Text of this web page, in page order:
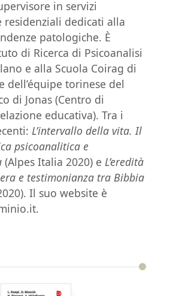
in servizi
dedicati alla
patologiche. È
di Ricerca di Psicoanalisi
e alla Scuola Coirag di
dell’équipe torinese del
di Jonas (Centro di
educativa). Tra i
L’intervallo della vita. Il
psicoanalitica e
(Alpes Italia 2020) e L’eredità
e testimonianza tra Bibbia
Il suo website è